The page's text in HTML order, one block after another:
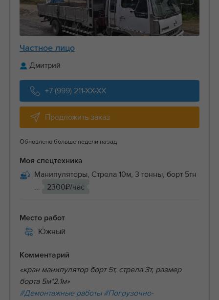
Частное лицо
Дмитрий
+7 (999) 211-XX-XX
Предложить заказ
Обновлено больше недели назад
Моя спецтехника
Манипуляторы, Стрела 10м, 3 тонны, борт 5тн
...
2300₽/час
Место работ
Южный
Комментарий
«кран манипулятор борт 5т, стрела 3т, размер
борта 5м*2.1м»
#Демонтажные работы #Погрузочно-